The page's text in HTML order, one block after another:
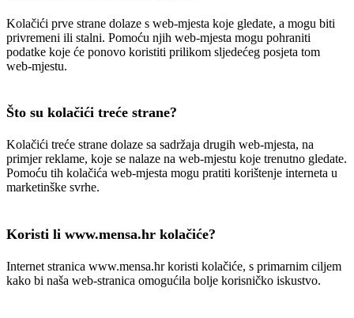
Kolačići prve strane dolaze s web-mjesta koje gledate, a mogu biti
privremeni ili stalni. Pomoću njih web-mjesta mogu pohraniti
podatke koje će ponovo koristiti prilikom sljedećeg posjeta tom
web-mjestu.
Što su kolačići treće strane?
Kolačići treće strane dolaze sa sadržaja drugih web-mjesta, na
primjer reklame, koje se nalaze na web-mjestu koje trenutno gledate.
Pomoću tih kolačića web-mjesta mogu pratiti korištenje interneta u
marketinške svrhe.
Koristi li www.mensa.hr kolačiće?
Internet stranica www.mensa.hr koristi kolačiće, s primarnim ciljem
kako bi naša web-stranica omogućila bolje korisničko iskustvo.